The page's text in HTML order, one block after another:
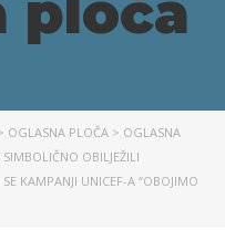
ploča
OGLASNA PLOČA > OGLASNA
SIMBOLIČNO OBILJEŽILI
KAMPANJI UNICEF-A “OBOJIMO